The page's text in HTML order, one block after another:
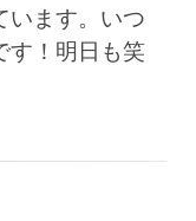
います。いつ
す！明日も笑